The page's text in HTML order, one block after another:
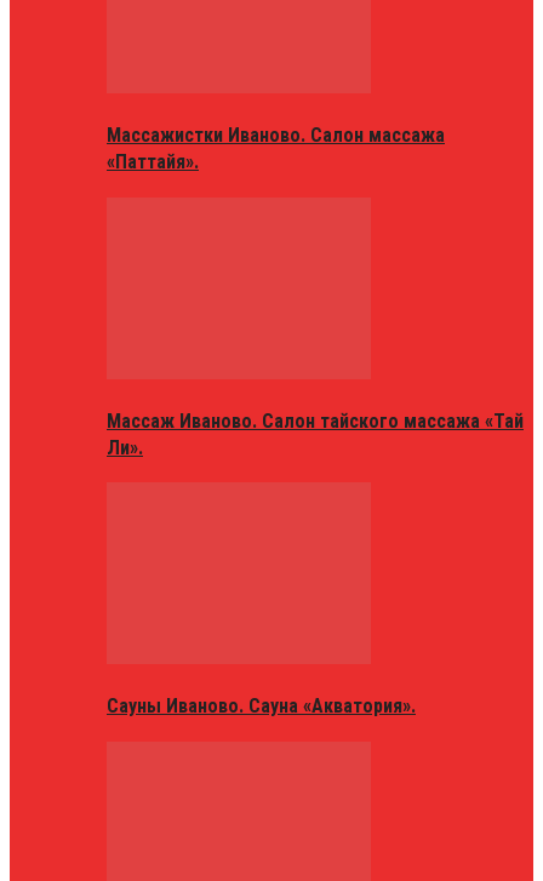
Массажистки Иваново. Салон массажа
«Паттайя».
Массаж Иваново. Салон тайского массажа «Тай
Ли».
Сауны Иваново. Сауна «Акватория».